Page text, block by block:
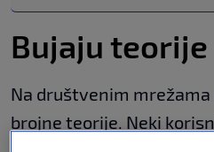
Bujaju teorije
Na društvenim
brojne teorije. Neki